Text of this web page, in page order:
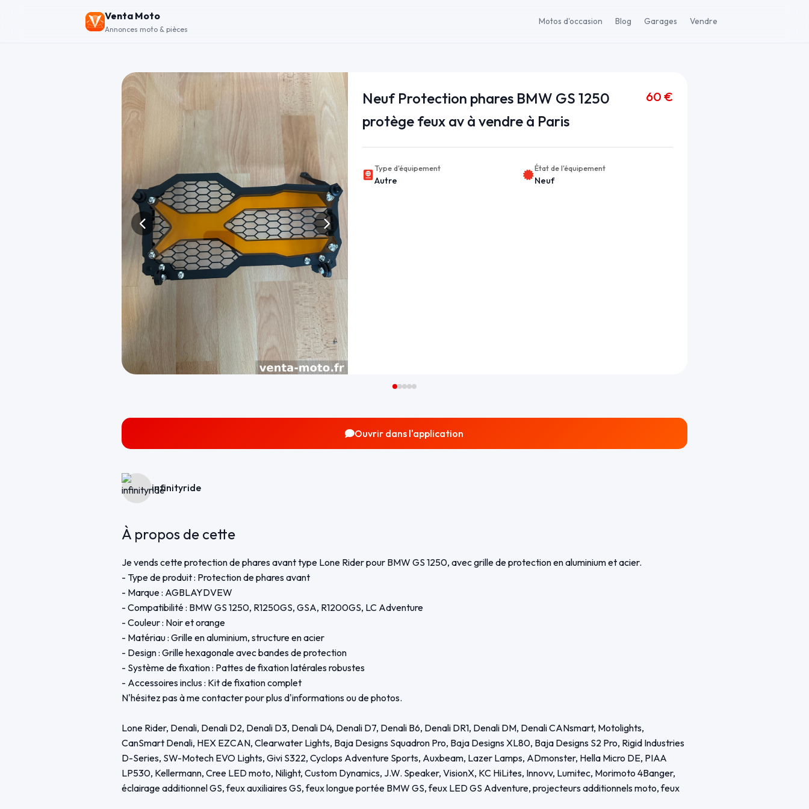
Venta Moto
Annonces moto & pièces
Motos d'occasion Blog Garages Vendre
Neuf Protection phares BMW GS 1250
protège feux av à vendre à Paris
60 €
Type d'équipement
Autre
État de l'équipement
Neuf
Ouvrir dans l'application
infinityride
À propos de cette
Je vends cette protection de phares avant type Lone Rider pour BMW GS 1250, avec grille de protection en aluminium et acier.
- Type de produit : Protection de phares avant
- Marque : AGBLAYDVEW
- Compatibilité : BMW GS 1250, R1250GS, GSA, R1200GS, LC Adventure
- Couleur : Noir et orange
- Matériau : Grille en aluminium, structure en acier
- Design : Grille hexagonale avec bandes de protection
- Système de fixation : Pattes de fixation latérales robustes
- Accessoires inclus : Kit de fixation complet
N'hésitez pas à me contacter pour plus d'informations ou de photos.
Lone Rider, Denali, Denali D2, Denali D3, Denali D4, Denali D7, Denali B6, Denali DR1, Denali DM, Denali CANsmart, Motolights,
CanSmart Denali, HEX EZCAN, Clearwater Lights, Baja Designs Squadron Pro, Baja Designs XL80, Baja Designs S2 Pro, Rigid Industries
D-Series, SW-Motech EVO Lights, Givi S322, Cyclops Adventure Sports, Auxbeam, Lazer Lamps, ADmonster, Hella Micro DE, PIAA
LP530, Kellermann, Cree LED moto, Nilight, Custom Dynamics, J.W. Speaker, VisionX, KC HiLites, Innovv, Lumitec, Morimoto 4Banger,
éclairage additionnel GS, feux auxiliaires GS, feux longue portée BMW GS, feux LED GS Adventure, projecteurs additionnels moto, feux